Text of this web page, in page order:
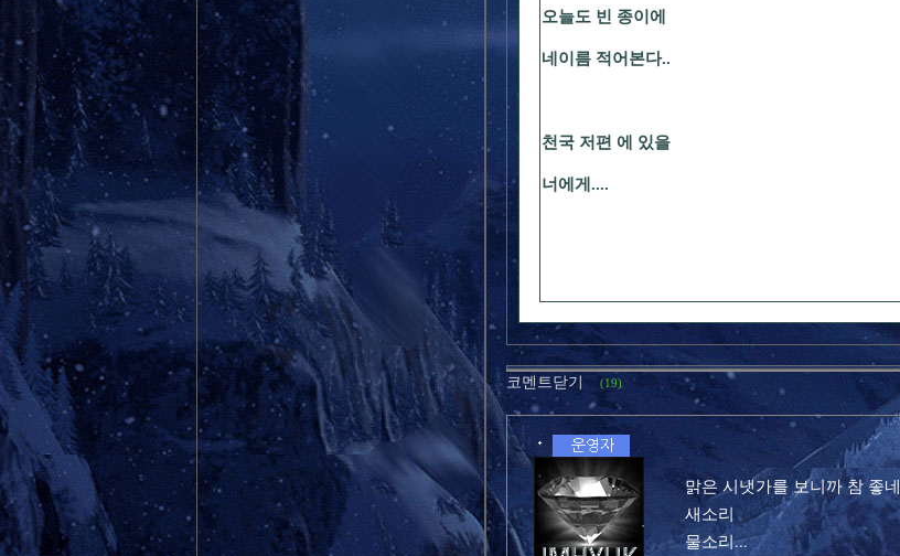
오늘도 빈 종이에
네이름 적어본다..
천국 저편 에 있을
너에게....
코멘트닫기 (19)
맑은 시냇가를 보니까 참 좋
새소리
물소리...